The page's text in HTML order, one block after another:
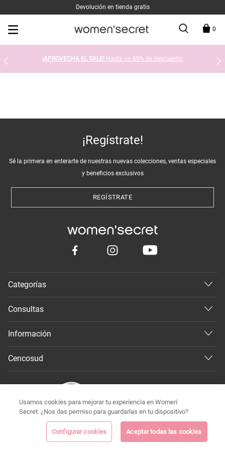
Devolución en tienda gratis
0
¡APROVECHA EL SALE! Hasta un 60% de descuento.
¡Regístrate!
Sé la primera en enterarte de nuestras nuevas colecciones, ventas especiales
y beneficios exclusivos
REGÍSTRATE
Categorías
Consultas
Información
Cencosud
Todos los derechos reservados 2026 ©
Usamos cookies para mejorar tu experiencia en Women'
Secret. ¿Nos das permiso para guardarlas en tu dispositivo?
Configurar cookies Aceptar todas las cookies